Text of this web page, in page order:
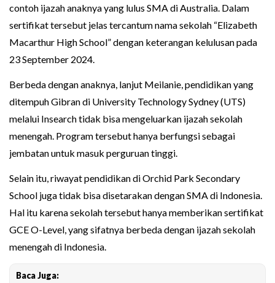
contoh ijazah anaknya yang lulus SMA di Australia. Dalam
sertifikat tersebut jelas tercantum nama sekolah “Elizabeth
Macarthur High School” dengan keterangan kelulusan pada
23 September 2024.
Berbeda dengan anaknya, lanjut Meilanie, pendidikan yang
ditempuh Gibran di University Technology Sydney (UTS)
melalui Insearch tidak bisa mengeluarkan ijazah sekolah
menengah. Program tersebut hanya berfungsi sebagai
jembatan untuk masuk perguruan tinggi.
Selain itu, riwayat pendidikan di Orchid Park Secondary
School juga tidak bisa disetarakan dengan SMA di Indonesia.
Hal itu karena sekolah tersebut hanya memberikan sertifikat
GCE O-Level, yang sifatnya berbeda dengan ijazah sekolah
menengah di Indonesia.
Baca Juga: